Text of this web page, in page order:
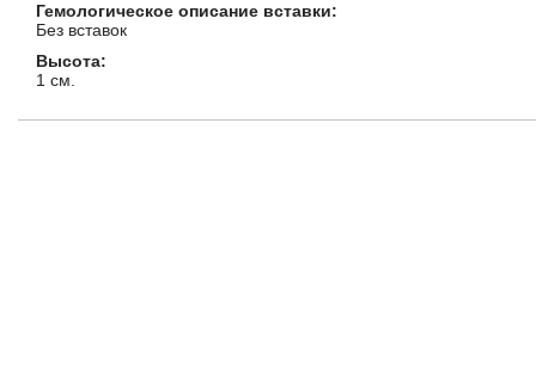
Гемологическое описание вставки:
Без вставок
Высота:
1 см.